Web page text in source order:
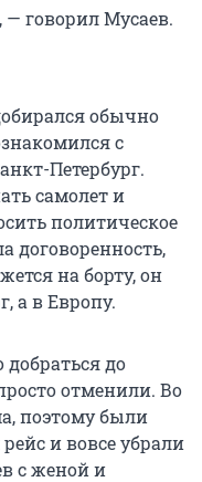
— говорил Мусаев.
обычно
с
Петербург.
самолет и
политическое
договоренность,
на борту, он
а в Европу.
до
отменили. Во
поэтому были
и вовсе убрали
с женой и